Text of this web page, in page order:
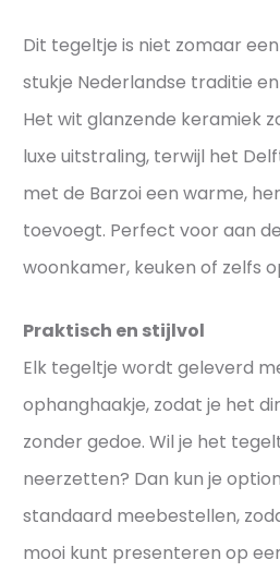
e
t
i
o
v
o
o
o
u
e
g
t
j
e
Dit tegeltje is niet zomaar
stukje Nederlandse traditie
Het wit glanzende keramiek
luxe uitstraling, terwijl het
met de Barzoi een warme,
toevoegt. Perfect voor aan
woonkamer, keuken of zelfs
Praktisch en stijlvol
Elk tegeltje wordt geleverd
ophanghaakje, zodat je het
zonder gedoe. Wil je het
neerzetten? Dan kun je
standaard meebestellen,
mooi kunt presenteren op